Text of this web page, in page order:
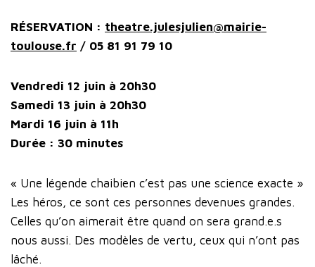
RÉSERVATION : theatre.julesjulien@mairie-
toulouse.fr / 05 81 91 79 10
Vendredi 12 juin à 20h30
Samedi 13 juin à 20h30
Mardi 16 juin à 11h
Durée : 30 minutes
« Une légende chaibien c’est pas une science exacte »
Les héros, ce sont ces personnes devenues grandes.
Celles qu’on aimerait être quand on sera grand.e.s
nous aussi. Des modèles de vertu, ceux qui n’ont pas
lâché.